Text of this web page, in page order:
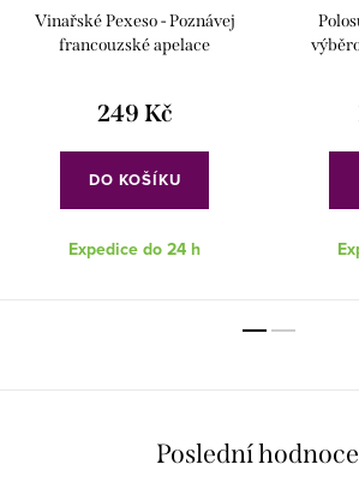
Vinařské Pexeso - Poznávej
francouzské apelace
249 Kč
DO KOŠÍKU
Expedice do 24 h
Poslední